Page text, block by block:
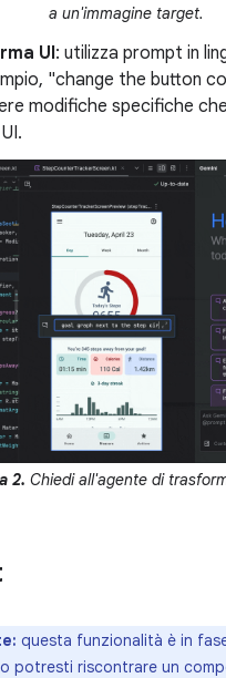
a un'immagine target.
UI: utilizza prompt in
"change the button
modifiche specifiche
2. Chiedi all'agente di
questa funzionalità è in
potresti riscontrare un